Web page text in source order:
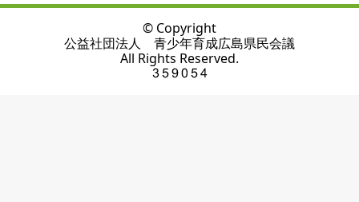
© Copyright
公益社団法人 青少年育成広島県民会議
All Rights Reserved.